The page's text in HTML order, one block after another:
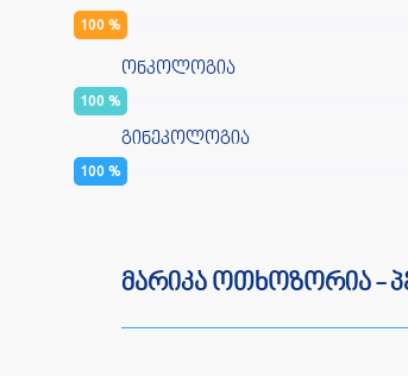
100 %
ონკოლოგია
100 %
გინეკოლოგია
100 %
მარიკა ოთხოზორია -